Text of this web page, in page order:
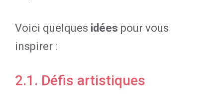
Voici quelques idées pour vous
inspirer :
2.1. Défis artistiques